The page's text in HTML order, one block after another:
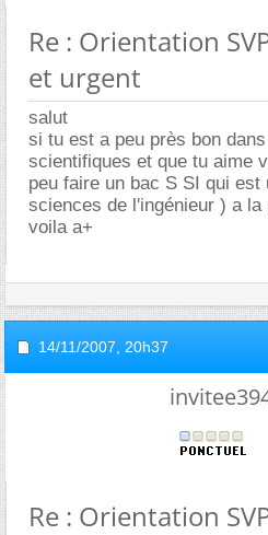
Re : Orientation
et urgent
salut
si tu est a peu près bon
scientifiques et que tu aime
peu faire un bac S SI qui
sciences de l'ingénieur ) a la
voila a+
14/11/2007, 20h37
Re : Orientation